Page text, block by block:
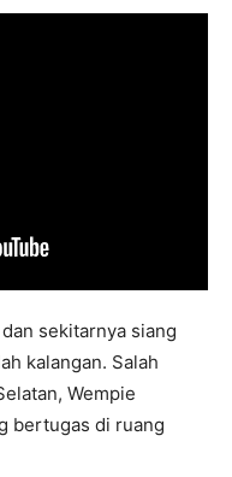
sekitarnya siang
kalangan. Salah
Wempie
bertugas di ruang